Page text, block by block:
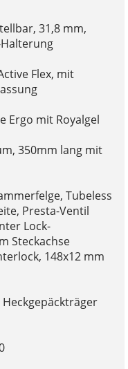
31,8 mm,
Flex, mit
Ergo mit Royalgel
350mm lang mit
Tubeless
Presta-Ventil
Lock-
Steckachse
148x12 mm